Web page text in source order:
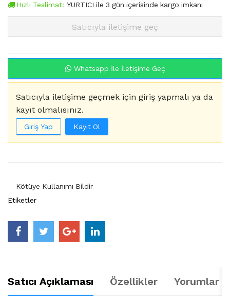
Hızlı Teslimat: YURTICI ile 3 gün içerisinde kargo imkanı
Satıcıyla iletişime geç
Whatsapp İle İletişime Geç
Satıcıyla iletişime geçmek için giriş yapmalı ya da
kayıt olmalısınız.
Giriş Yap Kayıt Ol
Kötüye Kullanımı Bildir
Etiketler
Satıcı Açıklaması Özellikler Yorumlar